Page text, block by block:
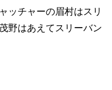
ッチャーの眉村はスリ
野はあえてスリーバン